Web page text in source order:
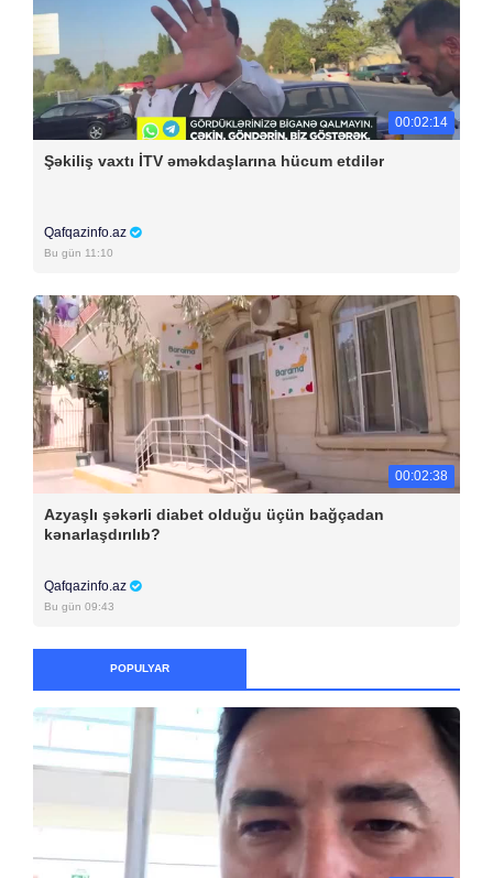
00:02:14
Şəkiliş vaxtı İTV əməkdaşlarına hücum etdilər
Qafqazinfo.az
Bu gün 11:10
00:02:38
Azyaşlı şəkərli diabet olduğu üçün bağçadan
kənarlaşdırılıb?
Qafqazinfo.az
Bu gün 09:43
POPULYAR